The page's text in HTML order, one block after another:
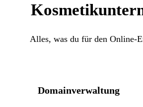
Alles, was du für den Online-
Domainverwaltung